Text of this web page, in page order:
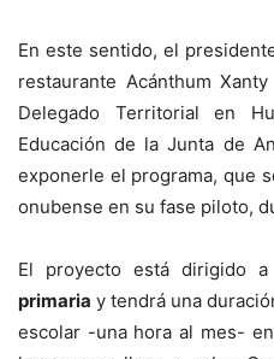
En este sentido, el
restaurante Acánthum
Delegado Territorial en
Educación de la Junta de
exponerle el programa, que
onubense en su fase piloto,
El proyecto está dirigido a
primaria y tendrá una
escolar -una hora al mes-